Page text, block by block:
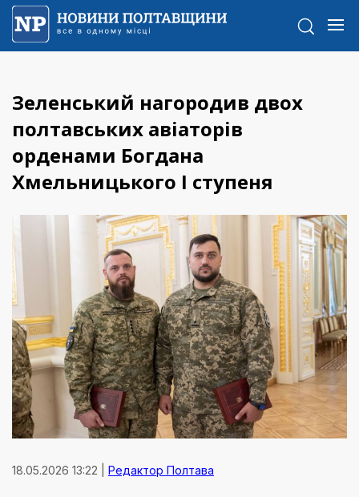
Зеленський нагородив двох
полтавських авіаторів
орденами Богдана
Хмельницького І ступеня
18.05.2026 13:22 | Редактор Полтава